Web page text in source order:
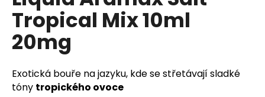
0,0
5
hvězdiček.
Tropical Mix 10ml
20mg
Exotická bouře na jazyku, kde se střetávají sladké
tóny tropického ovoce
a
j
í
?